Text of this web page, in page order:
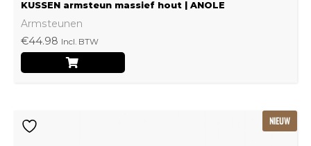
KUSSEN armsteun massief hout | ANOLE
Armsteunen
€44.98 Incl. BTW
NIEUW